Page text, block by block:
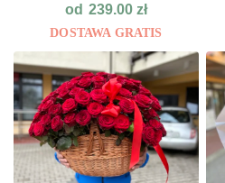
od 239.00 zł
DOSTAWA GRATIS